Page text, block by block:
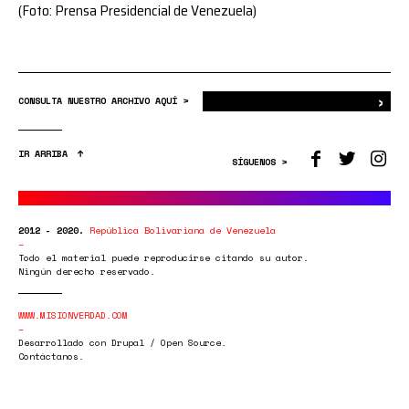
(Foto: Prensa Presidencial de Venezuela)
CONSULTA NUESTRO ARCHIVO AQUÍ > ›
IR ARRIBA
SÍGUENOS >
2012 - 2020. República Bolivariana de Venezuela
Todo el material puede reproducirse citando su autor.
Ningún derecho reservado.
WWW.MISIONVERDAD.COM
Desarrollado con Drupal / Open Source.
Contáctanos.